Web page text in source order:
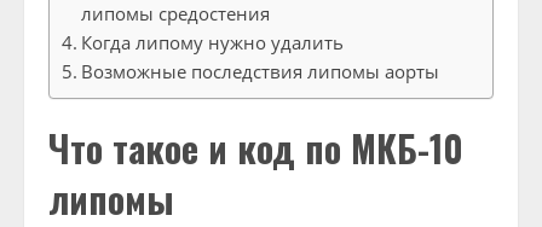
липомы средостения
Когда липому нужно удалить
Возможные последствия липомы аорты
Что такое и код по МКБ-10
липомы